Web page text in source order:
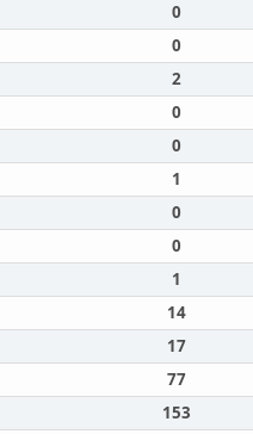
0
0
2
0
0
1
0
0
1
14
17
77
153